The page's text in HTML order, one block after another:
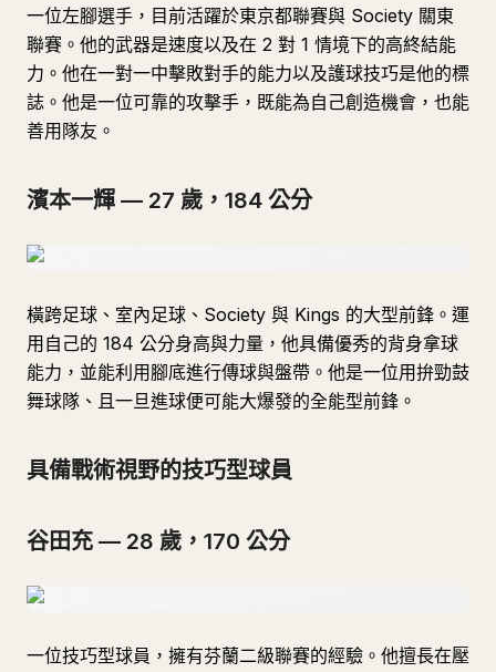
一位左腳選手，目前活躍於東京都聯賽與 Society 關東
聯賽。他的武器是速度以及在 2 對 1 情境下的高終結能
力。他在一對一中擊敗對手的能力以及護球技巧是他的標
誌。他是一位可靠的攻擊手，既能為自己創造機會，也能
善用隊友。
濱本一輝 — 27 歲，184 公分
橫跨足球、室內足球、Society 與 Kings 的大型前鋒。運
用自己的 184 公分身高與力量，他具備優秀的背身拿球
能力，並能利用腳底進行傳球與盤帶。他是一位用拚勁鼓
舞球隊、且一旦進球便可能大爆發的全能型前鋒。
具備戰術視野的技巧型球員
谷田充 — 28 歲，170 公分
一位技巧型球員，擁有芬蘭二級聯賽的經驗。他擅長在壓